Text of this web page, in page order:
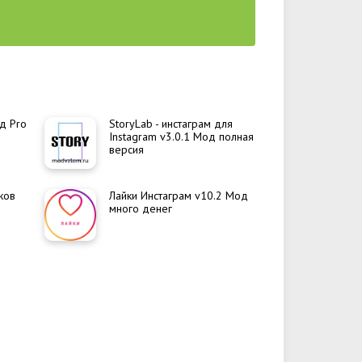
Pro
StoryLab - инстаграм для
Instagram v3.0.1 Мод полная
версия
Лайки Инстаграм v10.2 Мод
много денег